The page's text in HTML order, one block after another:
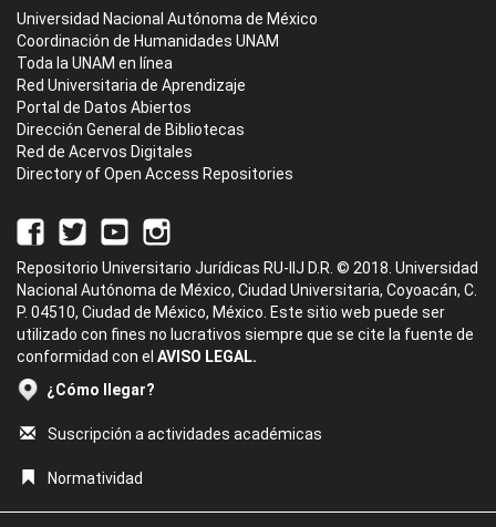
Universidad Nacional Autónoma de México
Coordinación de Humanidades UNAM
Toda la UNAM en línea
Red Universitaria de Aprendizaje
Portal de Datos Abiertos
Dirección General de Bibliotecas
Red de Acervos Digitales
Directory of Open Access Repositories
Repositorio Universitario Jurídicas RU-IIJ D.R. © 2018. Universidad
Nacional Autónoma de México, Ciudad Universitaria, Coyoacán, C.
P. 04510, Ciudad de México, México. Este sitio web puede ser
utilizado con fines no lucrativos siempre que se cite la fuente de
conformidad con el AVISO LEGAL.
¿Cómo llegar?
Suscripción a actividades académicas
Normatividad